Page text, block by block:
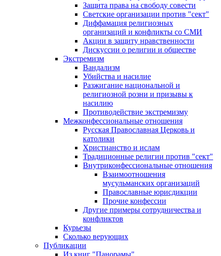
Защита права на свободу совести
Светские организации против "сект"
Диффамация религиозных
организаций и конфликты со СМИ
Акции в защиту нравственности
Дискуссии о религии и обществе
Экстремизм
Вандализм
Убийства и насилие
Разжигание национальной и
религиозной розни и призывы к
насилию
Противодействие экстремизму
Межконфессиональные отношения
Русская Православная Церковь и
католики
Христианство и ислам
Традиционные религии против "сект"
Внутриконфессиональные отношения
Взаимоотношения
мусульманских организаций
Православные юрисдикции
Прочие конфессии
Другие примеры сотрудничества и
конфликтов
Курьезы
Сколько верующих
Публикации
Из книг "Панорамы"